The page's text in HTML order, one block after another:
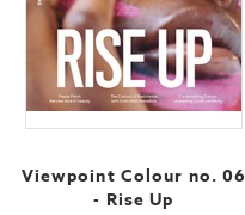
Viewpoint Colour no. 06
- Rise Up